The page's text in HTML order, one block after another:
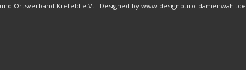
Ortsverband Krefeld e.V. · Designed by www.designbüro-damenwahl.de